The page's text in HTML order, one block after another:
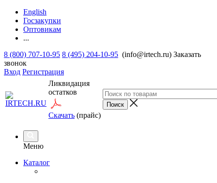
English
Госзакупки
Оптовикам
...
8 (800) 707-10-95 8 (495) 204-10-95 (info@irtech.ru) Заказать
звонок
Вход Регистрация
Ликвидация
остатков
Скачать (прайс)
Меню
Каталог